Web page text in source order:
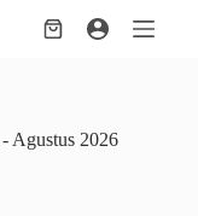
Shopping
Agustus 2026